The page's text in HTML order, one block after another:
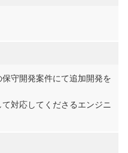
守開発案件にて追加開発を
対応してくださるエンジニ